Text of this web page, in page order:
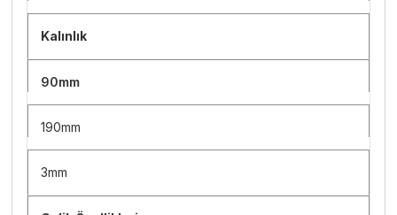
Kalınlık
90mm
190mm
3mm